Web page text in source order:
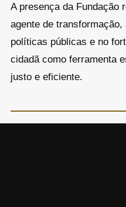
A presença da Fundação
agente de
políticas públicas e no
cidadã como ferramenta
justo e eficiente.